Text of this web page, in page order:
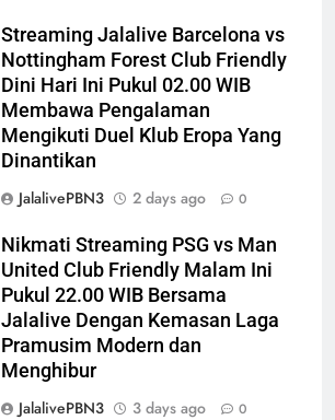
Streaming Jalalive Barcelona vs
Nottingham Forest Club Friendly
Dini Hari Ini Pukul 02.00 WIB
Membawa Pengalaman
Mengikuti Duel Klub Eropa Yang
Dinantikan
JalalivePBN3
2 days ago 0
Nikmati Streaming PSG vs Man
United Club Friendly Malam Ini
Pukul 22.00 WIB Bersama
Jalalive Dengan Kemasan Laga
Pramusim Modern dan
Menghibur
JalalivePBN3
3 days ago 0